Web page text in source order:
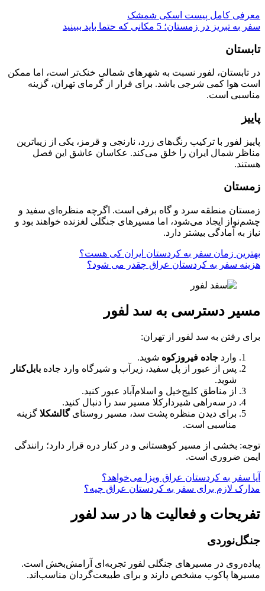
معرفی کامل پیست اسکی شمشک
سفر به تبریز در زمستان؛ 5 مکانی که حتما باید ببینید
تابستان
در تابستان، لفور نسبت به شهرهای شمالی خنک‌تر است، اما ممکن
است هوا کمی شرجی باشد. برای فرار از گرمای تهران، گزینه
مناسبی است.
پاییز
پاییز لفور با ترکیب رنگ‌های زرد، نارنجی و قرمز، یکی از زیباترین
مناظر شمال ایران را خلق می‌کند. عکاسان عاشق این فصل
هستند.
زمستان
زمستان منطقه سرد و گاه برفی است. اگرچه منظره‌ای سفید و
چشم‌نواز ایجاد می‌شود، اما مسیرهای جنگلی لغزنده خواهند بود و
نیاز به آمادگی بیشتر دارد.
بهترین زمان سفر به کردستان ایران کی هست؟
هزینه سفر به کردستان عراق چقدر می شود؟
مسیر دسترسی به سد لفور
برای رفتن به سد لفور از تهران:
وارد جاده فیروزکوه شوید.
پس از عبور از پل سفید، زیرآب و شیرگاه وارد جاده بابل‌کنار
شوید.
از مناطق کلیج‌خیل و اسلام‌آباد عبور کنید.
در سه‌راهی شیردارکلا مسیر سد را دنبال کنید.
برای دیدن منظره پشت سد، مسیر روستایگالشکلا گزینه
مناسبی است.
توجه: بخشی از مسیر کوهستانی و در کنار دره قرار دارد؛ رانندگی
ایمن ضروری است.
آیا سفر به کردستان عراق ویزا می‌خواهد؟
مدارک لازم برای سفر به کردستان عراق چیه؟
تفریحات و فعالیت‌ ها در سد لفور
جنگل‌نوردی
پیاده‌روی در مسیرهای جنگلی لفور تجربه‌ای آرامش‌بخش است.
مسیرها پاکوب مشخص دارند و برای طبیعت‌گردان مناسب‌اند.